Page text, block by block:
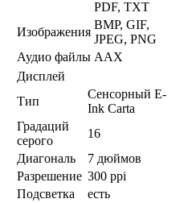
PDF, TXT
Изображения
BMP, GIF,
JPEG, PNG
Аудио файлы AAX
Дисплей
Тип
Сенсорный E-
Ink Carta
Градаций
серого
16
Диагональ
7 дюймов
Разрешение 300 ppi
Подсветка
есть